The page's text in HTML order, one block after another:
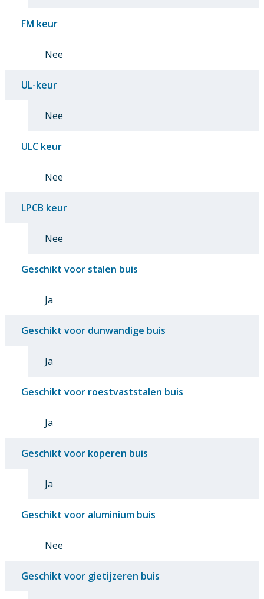
FM keur
Nee
UL-keur
Nee
ULC keur
Nee
LPCB keur
Nee
Geschikt voor stalen buis
Ja
Geschikt voor dunwandige buis
Ja
Geschikt voor roestvaststalen buis
Ja
Geschikt voor koperen buis
Ja
Geschikt voor aluminium buis
Nee
Geschikt voor gietijzeren buis